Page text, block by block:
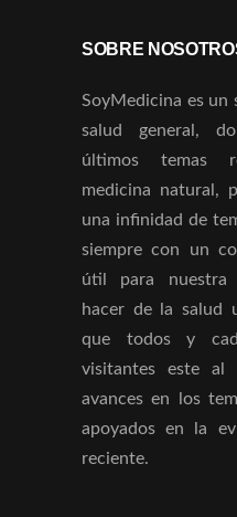
SOBRE
SoyMedicina es un
salud general,
últimos temas
medicina natural,
una infinidad de
siempre con un
útil para nuestra
hacer de la salud
que todos y
visitantes este
avances en los
apoyados en la
reciente.